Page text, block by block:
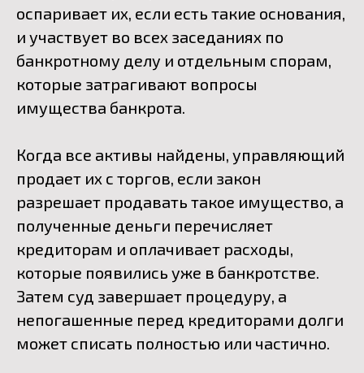
оспаривает их, если есть такие основания,
и участвует во всех заседаниях по
банкротному делу и отдельным спорам,
которые затрагивают вопросы
имущества банкрота.
Когда все активы найдены, управляющий
продает их с торгов, если закон
разрешает продавать такое имущество, а
полученные деньги перечисляет
кредиторам и оплачивает расходы,
которые появились уже в банкротстве.
Затем суд завершает процедуру, а
непогашенные перед кредиторами долги
может списать полностью или частично.